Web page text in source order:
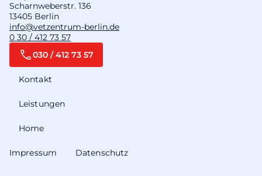
Scharnweberstr. 136
13405 Berlin
info@vetzentrum-berlin.de
0 30 / 412 73 57
Home
Leistungen
Kontakt
030 / 412 73 57
Impressum Datenschutz